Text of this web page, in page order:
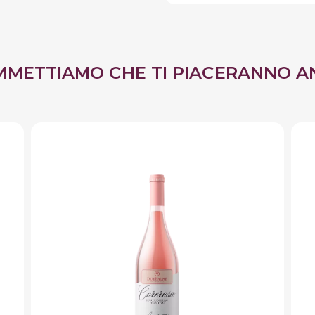
CHE TI PIACERANNO